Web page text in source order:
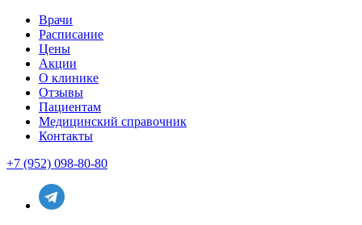
Врачи
Расписание
Цены
Акции
О клинике
Отзывы
Пациентам
Медицинский справочник
Контакты
+7 (952) 098-80-80